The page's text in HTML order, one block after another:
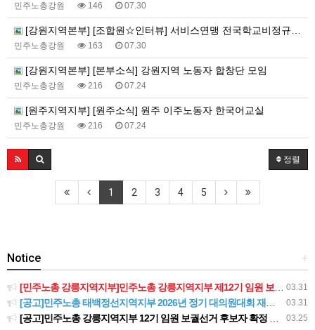
민주노총강원 146 07.30
[강원지역본부] [조합원☆인터뷰] 서비스연맹 전국학교비정규직노동조합 강원지부 김유미 춘천지회장
민주노총강원 163 07.30
[강원지역본부] [본부소식] 강원지역 노동자 합창단 모임
민주노총강원 216 07.24
[원주지역지부] [원주소식] 원주 이주노동자 한국어교실
민주노총강원 216 07.24
정렬
1 2 3 4 5
+
Notice
03.31
[민주노총 강릉지역지부]민주노총 강릉지역지부 제12기 임원 보궐선거결과 공고
03.31
[공고]민주노총 태백정선지역지부 2026년 정기 대의원대회 재소집 건
03.25
[공고]민주노총 강릉지역지부 12기 임원 보궐선거 후보자 확정 공고